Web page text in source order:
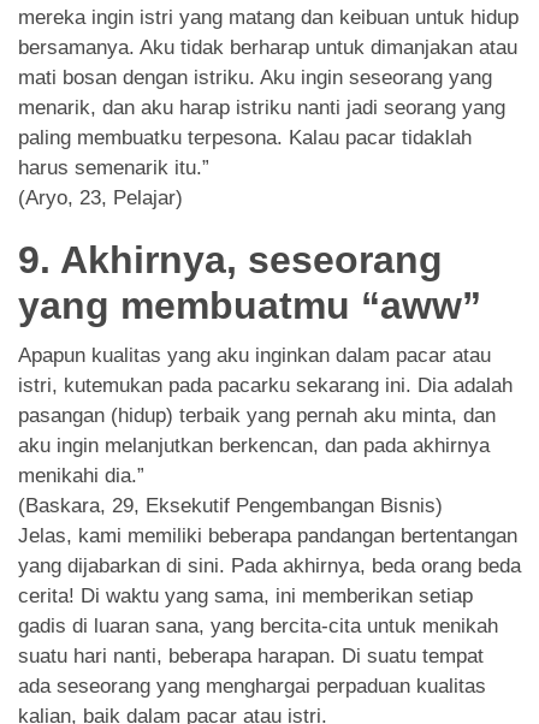
mereka ingin istri yang matang dan keibuan untuk hidup
bersamanya. Aku tidak berharap untuk dimanjakan atau
mati bosan dengan istriku. Aku ingin seseorang yang
menarik, dan aku harap istriku nanti jadi seorang yang
paling membuatku terpesona. Kalau pacar tidaklah
harus semenarik itu.”
(Aryo, 23, Pelajar)
9. Akhirnya, seseorang
yang membuatmu “aww”
Apapun kualitas yang aku inginkan dalam pacar atau
istri, kutemukan pada pacarku sekarang ini. Dia adalah
pasangan (hidup) terbaik yang pernah aku minta, dan
aku ingin melanjutkan berkencan, dan pada akhirnya
menikahi dia.”
(Baskara, 29, Eksekutif Pengembangan Bisnis)
Jelas, kami memiliki beberapa pandangan bertentangan
yang dijabarkan di sini. Pada akhirnya, beda orang beda
cerita! Di waktu yang sama, ini memberikan setiap
gadis di luaran sana, yang bercita-cita untuk menikah
suatu hari nanti, beberapa harapan. Di suatu tempat
ada seseorang yang menghargai perpaduan kualitas
kalian, baik dalam pacar atau istri.